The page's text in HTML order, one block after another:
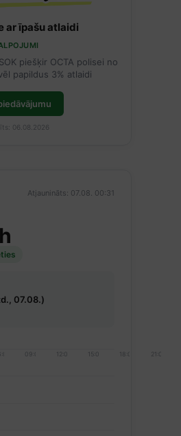
ar īpašu atlaidi
piešķir OCTA polisei no
papildus 3% atlaidi
06.08.2026
Atjaunināts: 07.08. 00:31
07.08.)
09:00 12:00 15:00 18:00 21:00